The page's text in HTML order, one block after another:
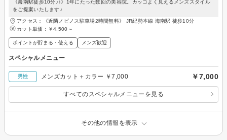
《海南駅徒歩10分♪♪》1年にたった数回の美容院。カッコよく見えるメンズスタイル
をご提案いたします♪
アクセス：《近隣ノビノス駐車場2時間無料》 JR紀勢本線 海南駅 徒歩10分
カット単価： ￥4,500～
ポイントが貯まる・使える メンズ歓迎
スペシャルメニュー
男性 メンズカット＋カラー ￥7,000 ￥7,000
すべてのスペシャルメニューを見る
その他の情報を表示